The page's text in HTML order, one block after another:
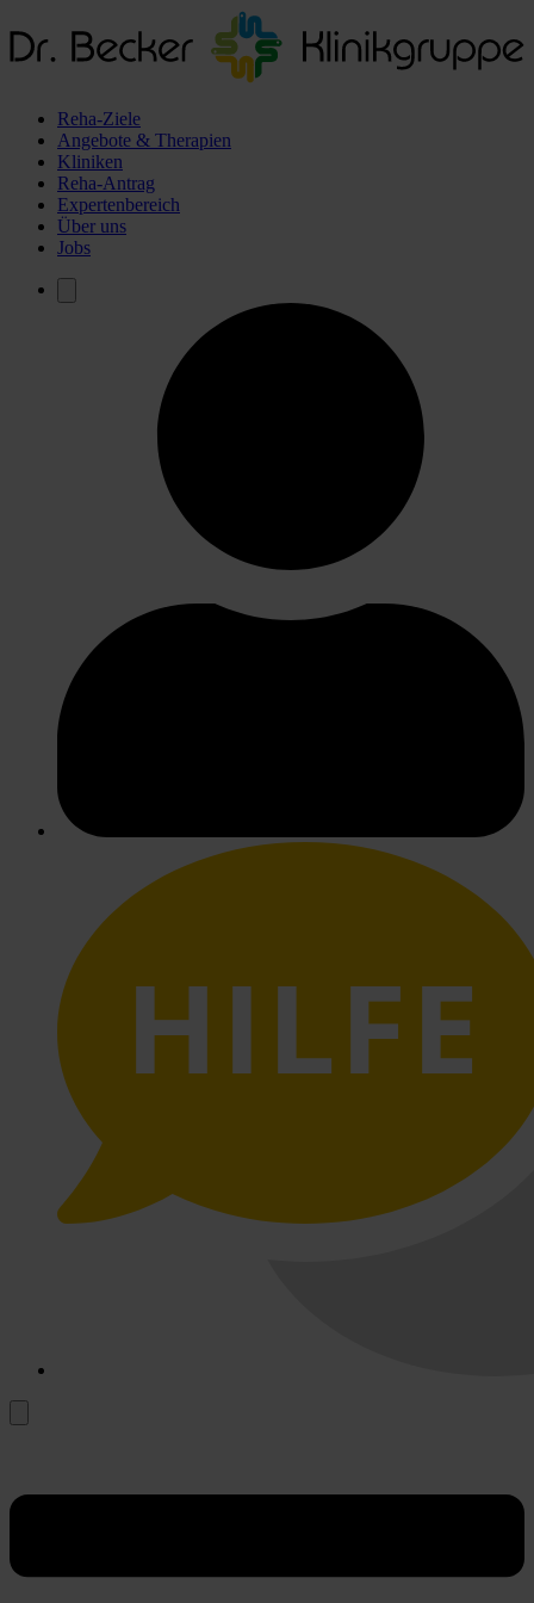
Reha-Ziele
Angebote & Therapien
Kliniken
Reha-Antrag
Expertenbereich
Über uns
Jobs
HILFE